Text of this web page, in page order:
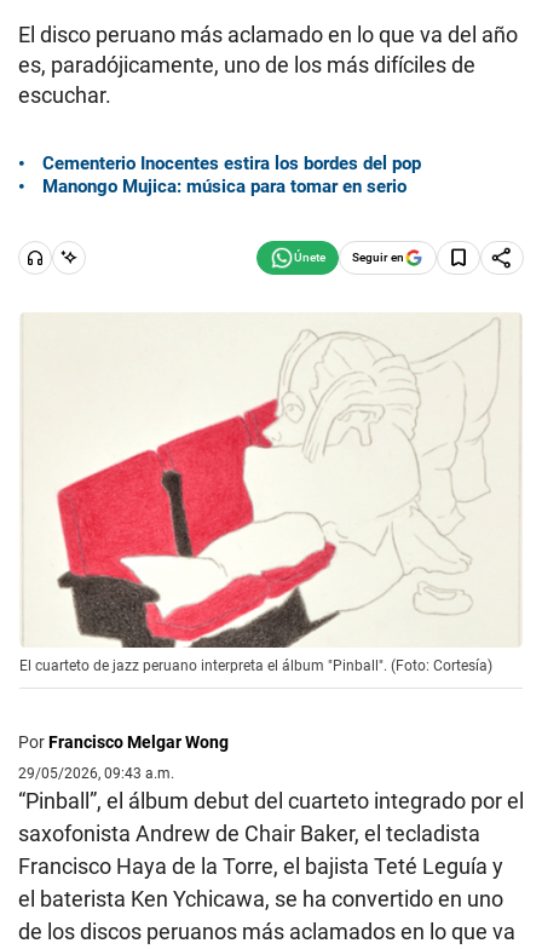
El disco peruano más aclamado en lo que va del año
es, paradójicamente, uno de los más difíciles de
escuchar.
Cementerio Inocentes estira los bordes del pop
Manongo Mujica: música para tomar en serio
Seguir en
El cuarteto de jazz peruano interpreta el álbum "Pinball". (Foto: Cortesía)
PorFrancisco Melgar Wong
29/05/2026, 09:43 a.m.
“Pinball”, el álbum debut del cuarteto integrado por el
saxofonista Andrew de Chair Baker, el tecladista
Francisco Haya de la Torre, el bajista Teté Leguía y
el baterista Ken Ychicawa, se ha convertido en uno
de los discos peruanos más aclamados en lo que va